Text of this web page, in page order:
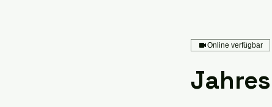
Online verfügbar